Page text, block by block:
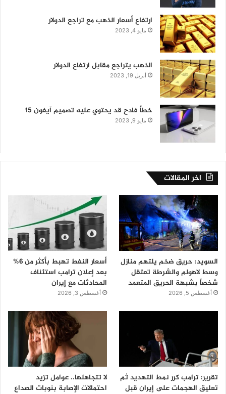
ارتفاع أسعار الذهب مع تراجع الدولار
مايو 4, 2023
الذهب يتراجع مقابل ارتفاع الدولار
أبريل 19, 2023
خطأ فادح قد يحتوي عليه تصميم آيفون 15
مايو 9, 2023
اخر المقالات
السويد: حريق ضخم يلتهم منازل
وسط لاهولم والشرطة تعتقل
شخصاً بشبهة الحريق المتعمد
أغسطس 5, 2026
أسعار النفط تهبط بأكثر من 6%
بعد إعلان ترامب استئناف
المحادثات مع إيران
أغسطس 3, 2026
تقرير: ترامب كرر نمط التهديد ثم
تعليق الهجمات على إيران قبل
لا تتجاهلها.. عوامل تزيد
احتمالات الإصابة بنوبات الصداع